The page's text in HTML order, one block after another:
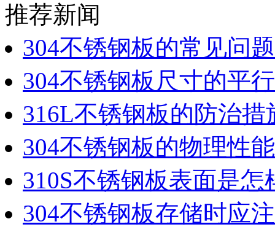
推荐新闻
304不锈钢板的常见问题
304不锈钢板尺寸的平
316L不锈钢板的防治措
304不锈钢板的物理性能
310S不锈钢板表面是怎
304不锈钢板存储时应